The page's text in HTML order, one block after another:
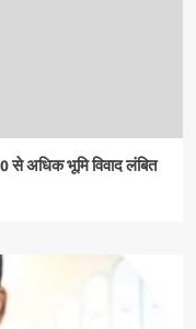
से अधिक भूमि विवाद लंबित